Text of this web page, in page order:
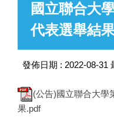
國立聯合大
代表選舉結
發佈日期 : 2022-08-31
(公告)國立聯合大學
果.pdf